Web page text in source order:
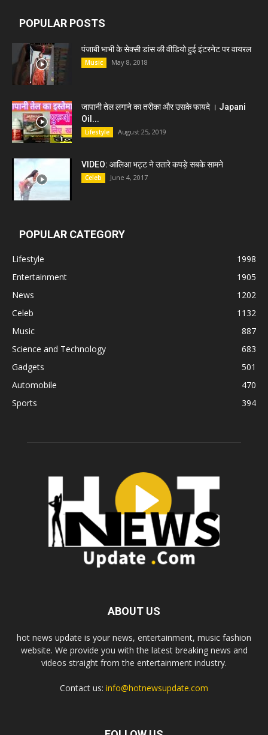
POPULAR POSTS
पंजाबी भाभी के सेक्सी डांस की वीडियो हुई इंटरनेट पर वायरल
Music May 8, 2018
जापानी तेल लगाने का तरीका और उसके फायदे । Japani
Oil...
Lifestyle August 25, 2019
VIDEO: आलिआ भट्ट ने उतारे कपड़े सबके सामने
Celeb June 4, 2017
POPULAR CATEGORY
Lifestyle
1998
Entertainment
1905
News
1202
Celeb
1132
Music
887
Science and Technology
683
Gadgets
501
Automobile
470
Sports
394
ABOUT US
hot news update is your news, entertainment, music fashion
website. We provide you with the latest breaking news and
videos straight from the entertainment industry.
Contact us: info@hotnewsupdate.com